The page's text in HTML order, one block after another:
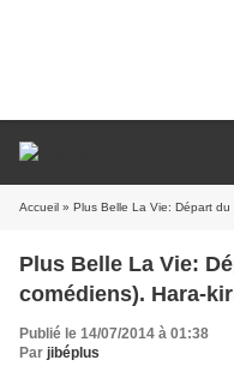
Accueil » Plus Belle La Vie: Départ du
Plus Belle La Vie:
comédiens). Hara-
Publié le 14/07/2014 à 01:38
Par jibéplus